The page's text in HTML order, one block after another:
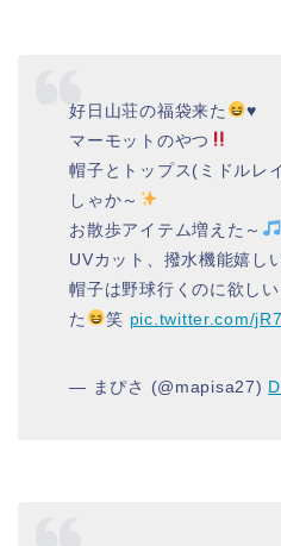
好日山荘の福袋来た
♥️
マーモットのやつ
帽子とトップス(ミドルレ
しゃか～
お散歩アイテム増えた～
UVカット、撥水機能嬉し
帽子は野球行くのに欲し
た
笑 pic.twitter.com/
— まぴさ (@mapisa27)